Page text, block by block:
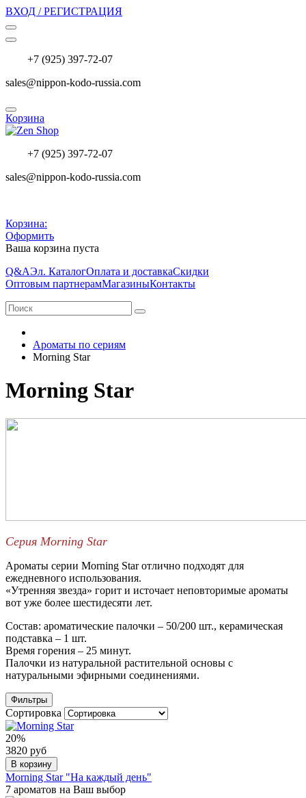
ВХОД / РЕГИСТРАЦИЯ
+7 (925) 397-72-07
sales@nippon-kodo-russia.com
Корзина
+7 (925) 397-72-07
sales@nippon-kodo-russia.com
Корзина:
Оформить
Ваша корзина пуста
Q&AЭл. КаталогОплата и доставкаСкидки
Оптовым партнерамМагазиныКонтакты
Ароматы по сериям
Morning Star
Morning Star
Серия Morning Star
Ароматы серии Morning Star отлично подходят для
ежедневного использования.
«Утренняя звезда» горит и источает неповторимые ароматы
вот уже более шестидесяти лет.
Состав: ароматические палочки – 50/200 шт., керамическая
подставка – 1 шт.
Время горения – 25 минут.
Палочки из натуральной растительной основы с
натуральными эфирными соединениями.
Фильтры
Сортировка
20%
3820 руб
В корзину
Morning Star "На каждый день"
7 ароматов на Ваш выбор